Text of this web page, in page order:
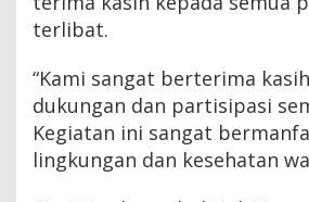
terlibat.
“Kami sangat berterima
dukungan dan partisipasi
Kegiatan ini sangat
lingkungan dan kesehatan